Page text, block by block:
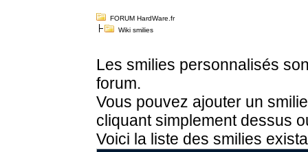
FORUM HardWare.fr
Wiki smilies
Les smilies personnalisés
forum.
Vous pouvez ajouter un
cliquant simplement dessus
Voici la liste des smilies